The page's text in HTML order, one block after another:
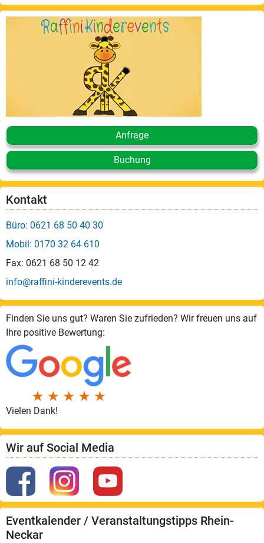
Anfrage
Buchung
Kontakt
Büro: 0621 68 50 40 30
Mobil: 0170 32 64 610
Fax: 0621 68 50 12 42
info@raffini-kinderevents.de
Finden Sie uns gut? Waren Sie zufrieden? Wir freuen uns auf
Ihre positive Bewertung:
Vielen Dank!
Wir auf Social Media
Eventkalender / Veranstaltungstipps Rhein-
Neckar